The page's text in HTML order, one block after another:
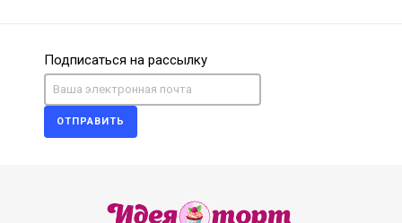
Подписаться на рассылку
ОТПРАВИТЬ